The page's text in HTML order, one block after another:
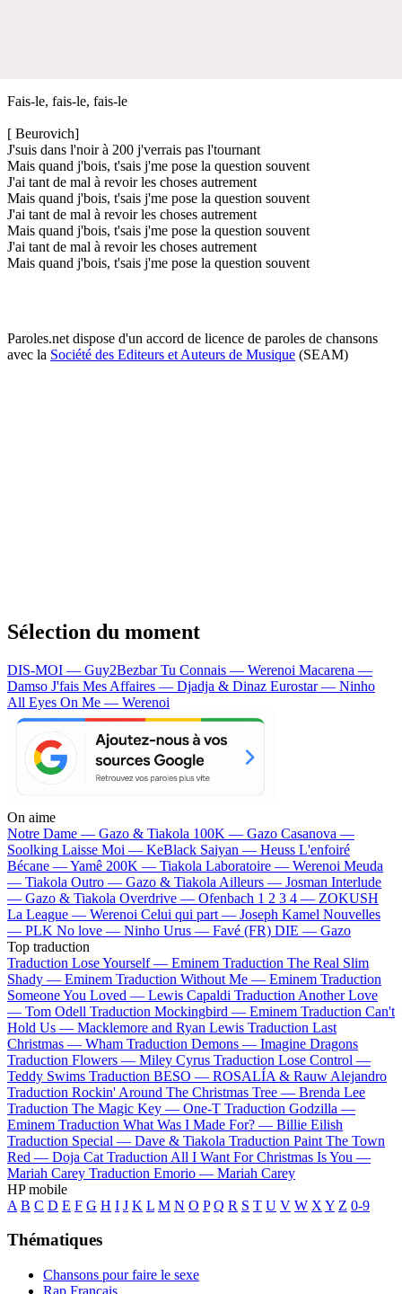
Fais-le, fais-le, fais-le
[ Beurovich]
J'suis dans l'noir à 200 j'verrais pas l'tournant
Mais quand j'bois, t'sais j'me pose la question souvent
J'ai tant de mal à revoir les choses autrement
Mais quand j'bois, t'sais j'me pose la question souvent
J'ai tant de mal à revoir les choses autrement
Mais quand j'bois, t'sais j'me pose la question souvent
J'ai tant de mal à revoir les choses autrement
Mais quand j'bois, t'sais j'me pose la question souvent
Paroles.net dispose d'un accord de licence de paroles de chansons
avec la Société des Editeurs et Auteurs de Musique (SEAM)
Sélection du moment
DIS-MOI — Guy2BezbarTu Connais — Werenoi Macarena —
Damso J'fais Mes Affaires — Djadja & Dinaz Eurostar — Ninho
All Eyes On Me — Werenoi
On aime
Notre Dame — Gazo & Tiakola 100K — Gazo Casanova —
Soolking Laisse Moi — KeBlack Saiyan — Heuss L'enfoiré
Bécane —Yamê 200K — Tiakola Laboratoire — Werenoi Meuda
— Tiakola Outro — Gazo & Tiakola Ailleurs — Josman Interlude
— Gazo & Tiakola Overdrive — Ofenbach 1 2 3 4 — ZOKUSH
La League — Werenoi Celui qui part — Joseph Kamel Nouvelles
— PLK No love — Ninho Urus — Favé (FR) DIE — Gazo
Top traduction
Traduction Lose Yourself — Eminem Traduction The Real Slim
Shady — Eminem Traduction Without Me — Eminem Traduction
Someone You Loved — Lewis Capaldi Traduction Another Love
— Tom Odell Traduction Mockingbird — Eminem Traduction Can't
Hold Us — Macklemore and Ryan Lewis Traduction Last
Christmas — Wham Traduction Demons — Imagine Dragons
Traduction Flowers — Miley Cyrus Traduction Lose Control —
Teddy Swims Traduction BESO — ROSALÍA & Rauw Alejandro
Traduction Rockin' Around The Christmas Tree — Brenda Lee
Traduction The Magic Key — One-T Traduction Godzilla —
Eminem Traduction What Was I Made For? — Billie Eilish
Traduction Special — Dave & Tiakola Traduction Paint The Town
Red — Doja Cat Traduction All I Want For Christmas Is You —
Mariah Carey Traduction Emorio — Mariah Carey
HP mobile
A B C D E F G H I J K L M N O P Q R S T U V W X Y Z 0-9
Thématiques
Chansons pour faire le sexe
Rap Français